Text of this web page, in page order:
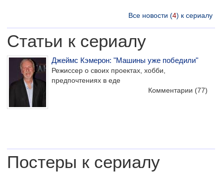
Все новости (4) к сериалу
Статьи к сериалу
Джеймс Кэмерон: "Машины уже победили"
Режиссер о своих проектах, хобби,
предпочтениях в еде
Комментарии (77)
Постеры к сериалу